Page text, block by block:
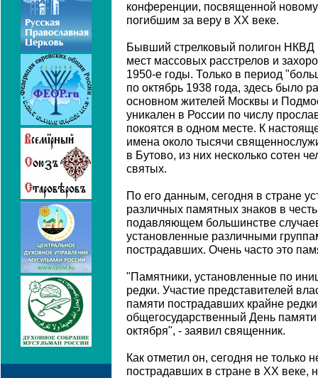
конференции, посвященной
погибшим за веру в XX веке.
Бывший стрелковый полигон НКВД
мест массовых расстрелов и
1950-е годы. Только в период
по октябрь 1938 года, здесь было
основном жителей Москвы и
уникален в России по числу
покоятся в одном месте. К
имена около тысячи
в Бутово, из них несколько сотен
святых.
По его данным, сегодня в стране
различных памятных знаков в
подавляющем большинстве
установленные различными
пострадавших. Очень часто это
"Памятники, установленные по
редки. Участие представителей
памяти пострадавших крайне
общегосударственный День
октября", - заявил священник.
Как отметил он, сегодня не только
пострадавших в стране в ХХ веке,